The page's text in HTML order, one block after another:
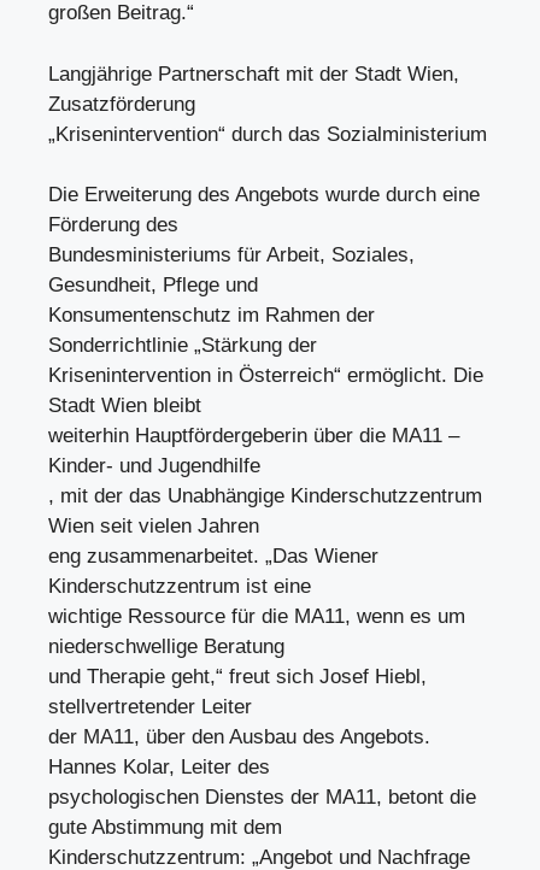
großen Beitrag.“
Langjährige Partnerschaft mit der Stadt Wien,
Zusatzförderung
„Krisenintervention“ durch das Sozialministerium
Die Erweiterung des Angebots wurde durch eine
Förderung des
Bundesministeriums für Arbeit, Soziales,
Gesundheit, Pflege und
Konsumentenschutz im Rahmen der
Sonderrichtlinie „Stärkung der
Krisenintervention in Österreich“ ermöglicht. Die
Stadt Wien bleibt
weiterhin Hauptfördergeberin über die MA11 –
Kinder- und Jugendhilfe
, mit der das Unabhängige Kinderschutzzentrum
Wien seit vielen Jahren
eng zusammenarbeitet. „Das Wiener
Kinderschutzzentrum ist eine
wichtige Ressource für die MA11, wenn es um
niederschwellige Beratung
und Therapie geht,“ freut sich Josef Hiebl,
stellvertretender Leiter
der MA11, über den Ausbau des Angebots.
Hannes Kolar, Leiter des
psychologischen Dienstes der MA11, betont die
gute Abstimmung mit dem
Kinderschutzzentrum: „Angebot und Nachfrage